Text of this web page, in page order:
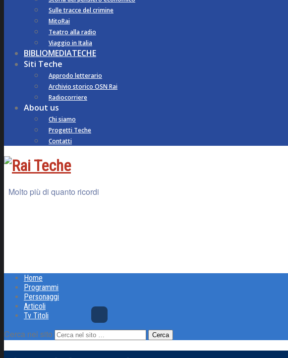
Sulle tracce del crimine
MitoRai
Teatro alla radio
Viaggio in Italia
BIBLIOMEDIATECHE
Siti Teche
Approdo letterario
Archivio storico OSN Rai
Radiocorriere
About us
Chi siamo
Progetti Teche
Contatti
Molto più di quanto ricordi
Home
Programmi
Personaggi
Articoli
Tv Titoli
Cerca nel sito